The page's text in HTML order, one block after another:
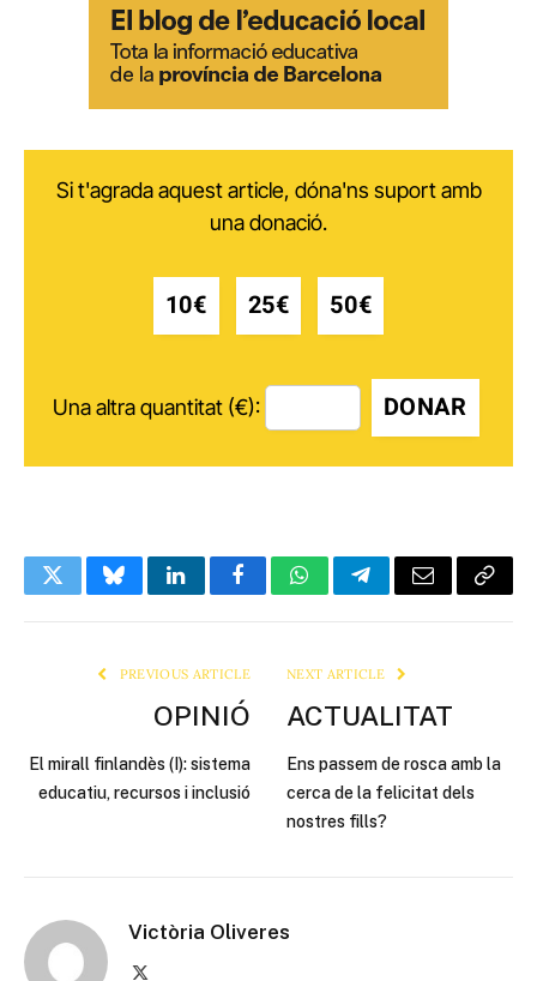
Si t'agrada aquest article, dóna'ns suport amb
una donació.
10€ 25€ 50€
Una altra quantitat (€): DONAR
TwitterBlueskyLinkedInFacebookWhatsAppTelegramEmail Copy
PREVIOUS ARTICLE
OPINIÓ
El mirall finlandès (I): sistema
educatiu, recursos i inclusió
NEXT ARTICLE
ACTUALITAT
Ens passem de rosca amb la
cerca de la felicitat dels
nostres fills?
Victòria Oliveres